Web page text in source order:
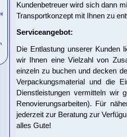
Kundenbetreuer wird sich dann
Transportkonzept mit Ihnen zu
Serviceangebot:
Die Entlastung unserer Kunden
wir Ihnen eine Vielzahl von
einzeln zu buchen und decken
Verpackungsmaterial und die
Dienstleistungen vermitteln wir
Renovierungsarbeiten). Für
jederzeit zur Beratung zur
alles Gute!